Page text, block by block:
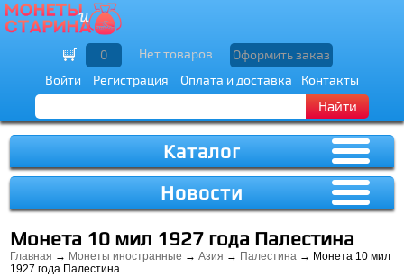
Войти Регистрация Оплата и доставка Контакты
Найти
0 Нет товаров Оформить заказ
Каталог
Новости
Монета 10 мил 1927 года Палестина
Главная → Монеты иностранные →Азия → Палестина → Монета 10 мил
1927 года Палестина